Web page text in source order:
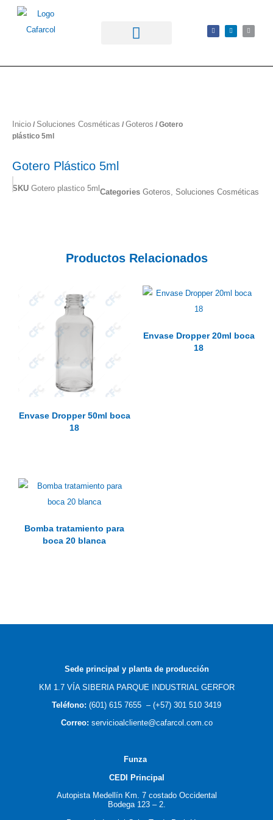
Inicio / Soluciones Cosméticas / Goteros / Gotero
plástico 5ml
Gotero Plástico 5ml
SKU Gotero plastico 5ml Categories Goteros, Soluciones Cosméticas
Productos Relacionados
Envase Dropper 50ml boca
18
Envase Dropper 20ml boca
18
Bomba tratamiento para
boca 20 blanca
Sede principal y planta de producción
KM 1.7 VÍA SIBERIA PARQUE INDUSTRIAL GERFOR
Teléfono: (601) 615 7655 – (+57) 301 510 3419
Correo: servicioalcliente@cafarcol.com.co
Funza
CEDI Principal
Autopista Medellín Km. 7 costado Occidental
Bodega 123 – 2.